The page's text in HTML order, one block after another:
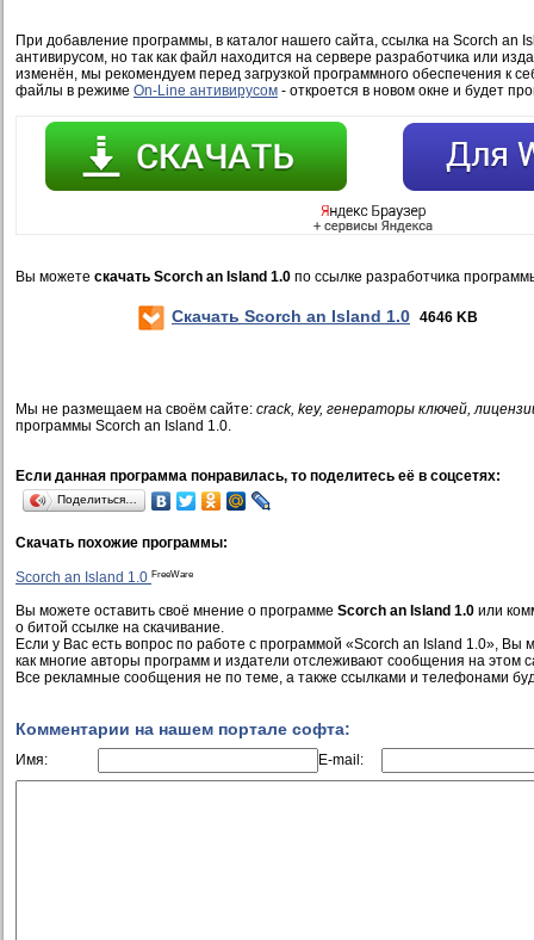
При добавление программы, в каталог нашего сайта, ссылка на Scorch an
антивирусом, но так как файл находится на сервере разработчика или
изменён, мы рекомендуем перед загрузкой программного обеспечения к
файлы в режиме On-Line антивирусом - откроется в новом окне и будет
Вы можете скачать Scorch an Island 1.0 по ссылке разработчика
Скачать Scorch an Island 1.0 4646 KB
Мы не размещаем на своём сайте: crack, key, генераторы ключей,
программы Scorch an Island 1.0.
Если данная программа понравилась, то поделитесь её в соцсетях:
Поделиться…
Скачать похожие программы:
Scorch an Island 1.0 FreeWare
Вы можете оставить своё мнение о программе Scorch an Island 1.0 или
о битой ссылке на скачивание.
Если у Вас есть вопрос по работе с программой «Scorch an Island 1.0», Вы
как многие авторы программ и издатели отслеживают сообщения на этом
Все рекламные сообщения не по теме, а также ссылками и телефонами
Комментарии на нашем портале софта:
Имя: E-mail: